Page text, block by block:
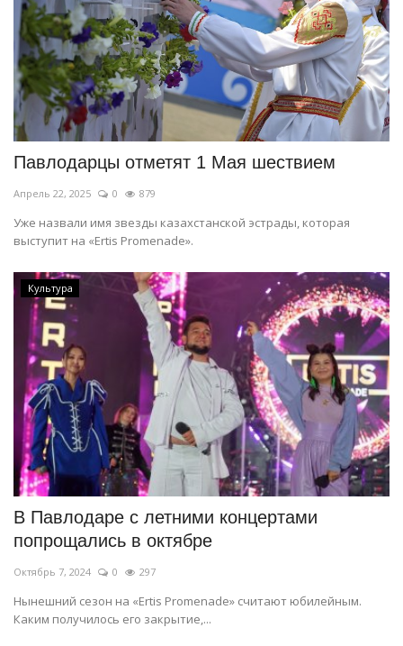
Павлодарцы отметят 1 Мая шествием
Апрель 22, 2025 0 879
Уже назвали имя звезды казахстанской эстрады, которая
выступит на «Ertis Promenade».
Культура
В Павлодаре с летними концертами
попрощались в октябре
Октябрь 7, 2024 0 297
Нынешний сезон на «Ertis Promenade» считают юбилейным.
Каким получилось его закрытие,...